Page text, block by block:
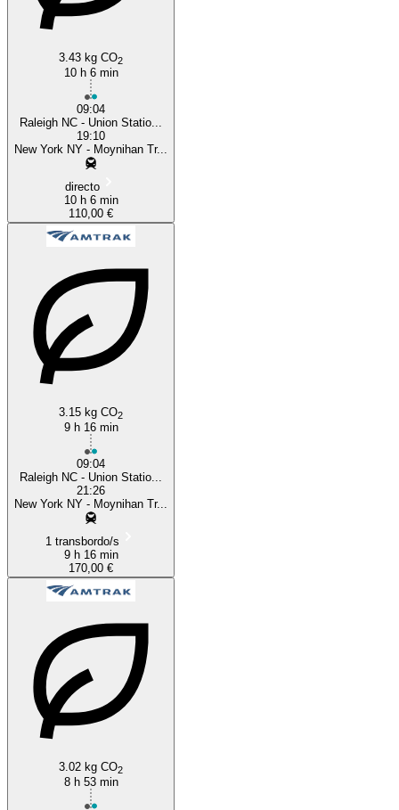
3.43 kg CO2
10 h 6 min
09:04
Raleigh NC - Union Statio...
19:10
New York NY - Moynihan Tr...
directo
10 h 6 min
110,00 €
3.15 kg CO2
9 h 16 min
09:04
Raleigh NC - Union Statio...
21:26
New York NY - Moynihan Tr...
1 transbordo/s
9 h 16 min
170,00 €
3.02 kg CO2
8 h 53 min